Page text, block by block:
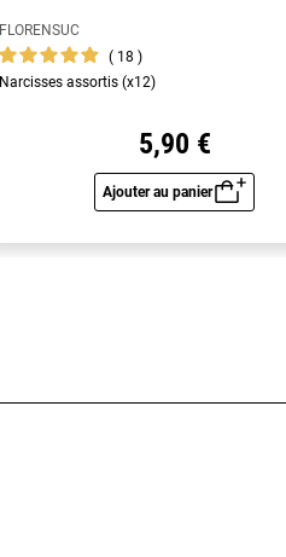
FLORENSUC
18
Narcisses assortis (x12)
5,90 €
Ajouter au panier
Aperçu rapide